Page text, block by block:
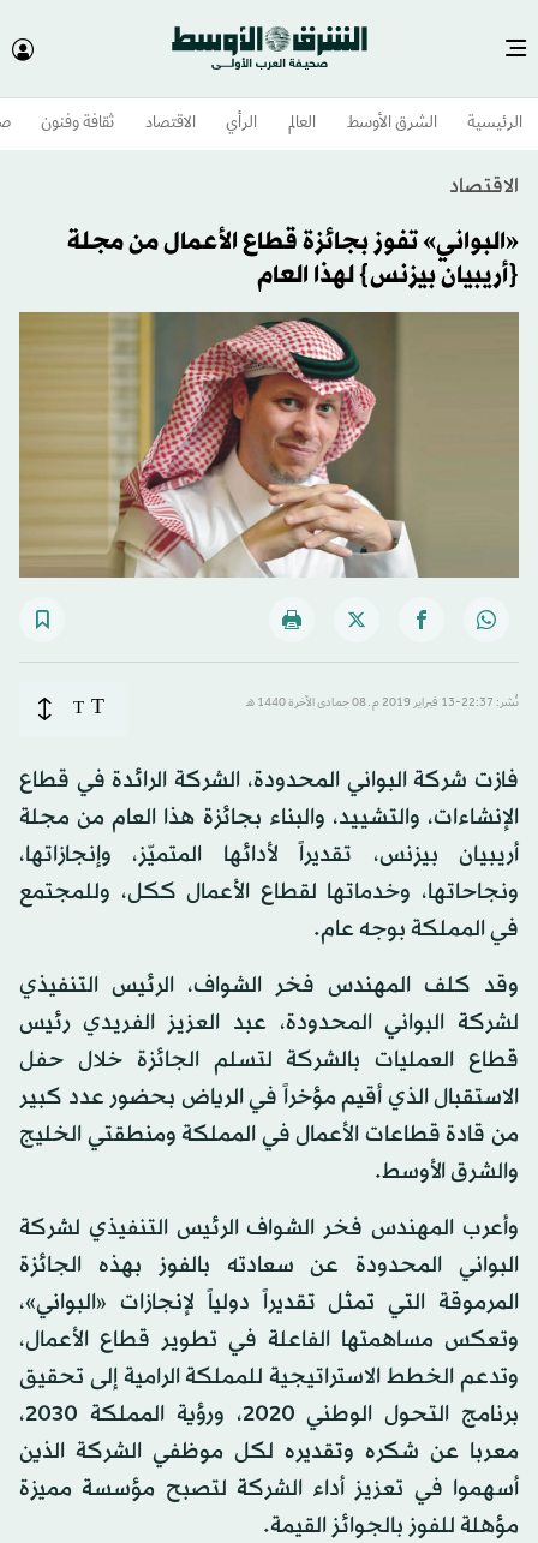
الرئيسية الشرق الأوسط​ العالم الرأي الاقتصاد ثقافة وفنون
الاقتصاد
«البواني» تفوز بجائزة قطاع الأعمال من مجلة
{أريبيان بيزنس} لهذا العام
نُشر: 22:37-13 فبراير 2019 م ـ 08 جمادى الآخرة 1440 هـ T
T
فازت شركة البواني المحدودة، الشركة الرائدة في قطاع
الإنشاءات، والتشييد، والبناء بجائزة هذا العام من مجلة
أريبيان بيزنس، تقديراً لأدائها المتميّز، وإنجازاتها،
ونجاحاتها، وخدماتها لقطاع الأعمال ككل، وللمجتمع
في المملكة بوجه عام.
وقد كلف المهندس فخر الشواف، الرئيس التنفيذي
لشركة البواني المحدودة، عبد العزيز الفريدي رئيس
قطاع العمليات بالشركة لتسلم الجائزة خلال حفل
الاستقبال الذي أقيم مؤخراً في الرياض بحضور عدد كبير
من قادة قطاعات الأعمال في المملكة ومنطقتي الخليج
والشرق الأوسط.
وأعرب المهندس فخر الشواف الرئيس التنفيذي لشركة
البواني المحدودة عن سعادته بالفوز بهذه الجائزة
المرموقة التي تمثل تقديراً دولياً لإنجازات «البواني»،
وتعكس مساهمتها الفاعلة في تطوير قطاع الأعمال،
وتدعم الخطط الاستراتيجية للمملكة الرامية إلى تحقيق
برنامج التحول الوطني 2020، ورؤية المملكة 2030،
معربا عن شكره وتقديره لكل موظفي الشركة الذين
أسهموا في تعزيز أداء الشركة لتصبح مؤسسة مميزة
مؤهلة للفوز بالجوائز القيمة.